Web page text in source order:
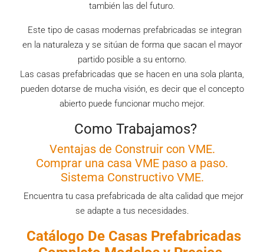
también las del futuro.
Este tipo de casas modernas prefabricadas se integran
en la naturaleza y se sitúan de forma que sacan el mayor
partido posible a su entorno.
Las casas prefabricadas que se hacen en una sola planta,
pueden dotarse de mucha visión, es decir que el concepto
abierto puede funcionar mucho mejor.
Como Trabajamos?
Ventajas de Construir con VME.
Comprar una casa VME paso a paso.
Sistema Constructivo VME.
Encuentra tu casa prefabricada de alta calidad que mejor
se adapte a tus necesidades.
Catálogo De Casas Prefabricadas